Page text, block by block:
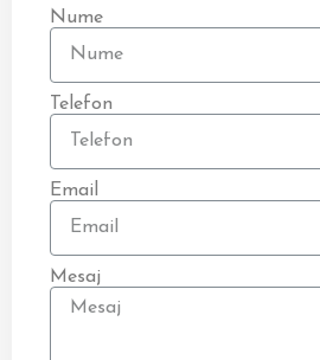
Nume
Telefon
Email
Mesaj